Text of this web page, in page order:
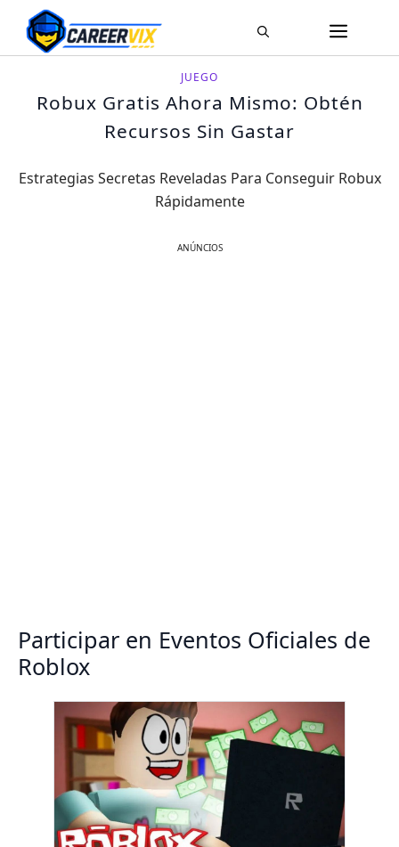
Pular
para
o
JUEGO
Robux Gratis Ahora Mismo: Obtén
Recursos Sin Gastar
Estrategias Secretas Reveladas Para Conseguir Robux
Rápidamente
ANÚNCIOS
Participar en Eventos Oficiales de
Roblox